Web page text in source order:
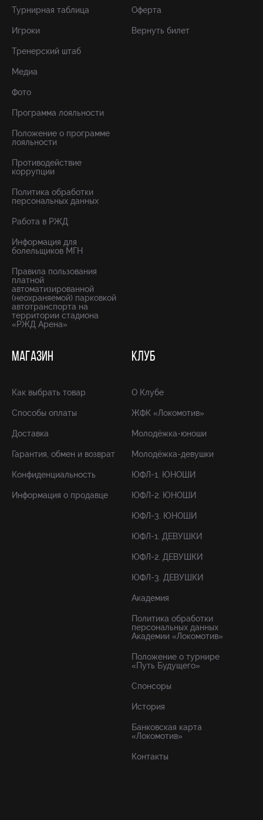
Турнирная таблица
Игроки
Тренерский штаб
Медиа
Фото
Программа лояльности
Положение о программе
лояльности
Противодействие
коррупции
Политика обработки
персональных данных
Работа в РЖД
Информация для
болельщиков МГН
Правила пользования
платной
автоматизированной
(неохраняемой) парковкой
автотранспорта на
территории стадиона
«РЖД Арена»
Оферта
Вернуть билет
МАГАЗИН
Как выбрать товар
Способы оплаты
Доставка
Гарантия, обмен и возврат
Конфиденциальность
Информация о продавце
КЛУБ
О Клубе
ЖФК «Локомотив»
Молодёжка-юноши
Молодёжка-девушки
ЮФЛ-1. ЮНОШИ
ЮФЛ-2. ЮНОШИ
ЮФЛ-3. ЮНОШИ
ЮФЛ-1. ДЕВУШКИ
ЮФЛ-2. ДЕВУШКИ
ЮФЛ-3. ДЕВУШКИ
Академия
Политика обработки
персональных данных
Академии «Локомотив»
Положение о турнире
«Путь Будущего»
Спонсоры
История
Банковская карта
«Локомотив»
Контакты